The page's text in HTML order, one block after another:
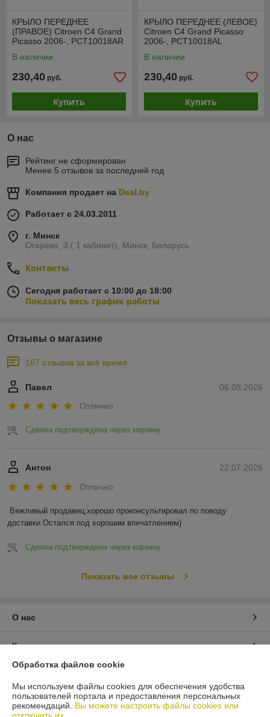
КРЫЛО ПЕРЕДНЕЕ
(ПРАВОЕ) Citroen C4 Grand
Picasso 2006-, PCT10018AR
В наличии
230,40 руб.
Купить
КРЫЛО ПЕРЕДНЕЕ (ЛЕВОЕ)
Citroen C4 Grand Picasso
2006-, PCT10018AL
В наличии
230,40 руб.
Купить
О нас
Рейтинг не сформирован
Менее 5 отзывов за последний год
Компания продает на Deal.by
Работает с 24.03.2011
г. Минск
Огарёва, 3 ( 1 кабинет), Минск, Беларусь
Контакты
Сегодня работает с 10:00 до 18:00
Показать весь график работы
Отзывы о магазине
167 отзывов за всё время
06.08.2026
Павел
Отлично
Сделка подтверждена через корзину
22.07.2026
Антон
Отлично
Вежливый продавец,хорошо проконсультировал по поводу
доставки.Остался под хорошим впечатлением)
Сделка подтверждена через корзину
Показать все отзывы
О нас
Контакты
График работы
Обработка файлов cookie
Мы используем файлы cookies для обеспечения удобства
пользователей портала и предоставления персональных
рекомендаций. Вы можете настроить файлы cookies или